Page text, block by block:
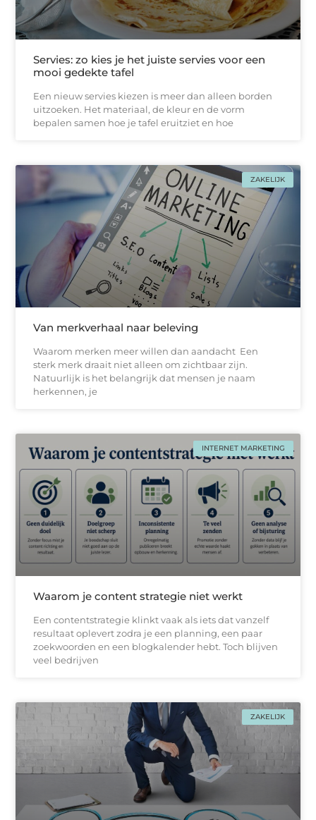
Servies: zo kies je het juiste servies voor een
mooi gedekte tafel
Een nieuw servies kiezen is meer dan alleen borden
uitzoeken. Het materiaal, de kleur en de vorm
bepalen samen hoe je tafel eruitziet en hoe
ZAKELIJK
Van merkverhaal naar beleving
Waarom merken meer willen dan aandacht Een
sterk merk draait niet alleen om zichtbaar zijn.
Natuurlijk is het belangrijk dat mensen je naam
herkennen, je
INTERNET MARKETING
Waarom je content strategie niet werkt
Een contentstrategie klinkt vaak als iets dat vanzelf
resultaat oplevert zodra je een planning, een paar
zoekwoorden en een blogkalender hebt. Toch blijven
veel bedrijven
ZAKELIJK